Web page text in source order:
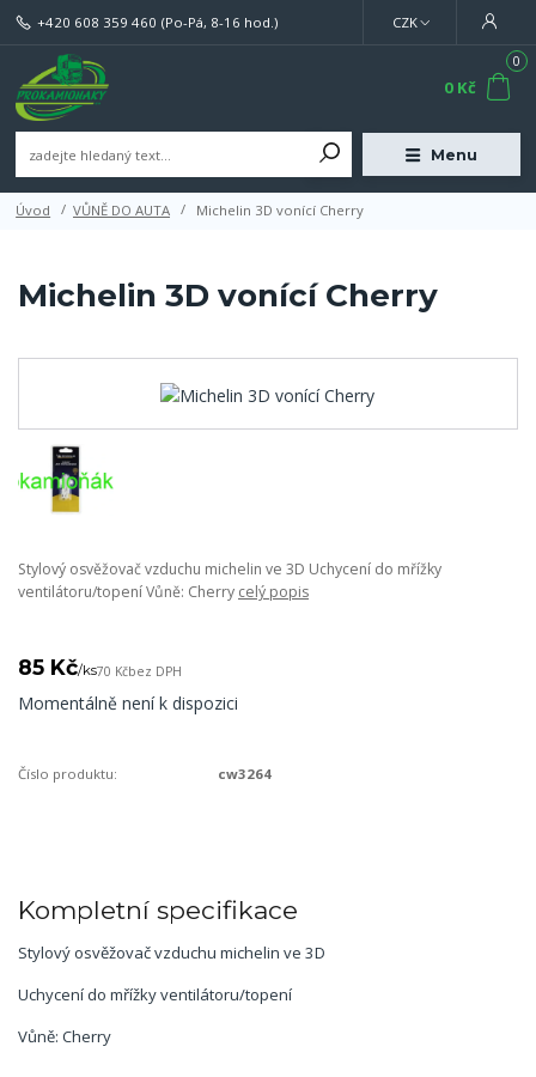
Menu
CZK
+420 608 359 460 (Po-Pá, 8-16 hod.)
0
0 Kč
Úvod VŮNĚ DO AUTA Michelin 3D vonící Cherry
Michelin 3D vonící Cherry
Stylový osvěžovač vzduchu michelin ve 3D Uchycení do mřížky
ventilátoru/topení Vůně: Cherry celý popis
85 Kč/ks70 Kčbez DPH
Momentálně není k dispozici
Číslo produktu: cw3264
Kompletní specifikace
Stylový osvěžovač vzduchu michelin ve 3D
Uchycení do mřížky ventilátoru/topení
Vůně: Cherry